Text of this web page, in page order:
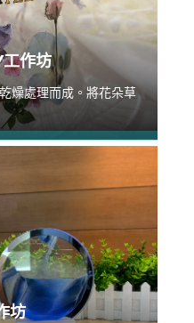
作坊
燥處理而成。將花朵草
坊